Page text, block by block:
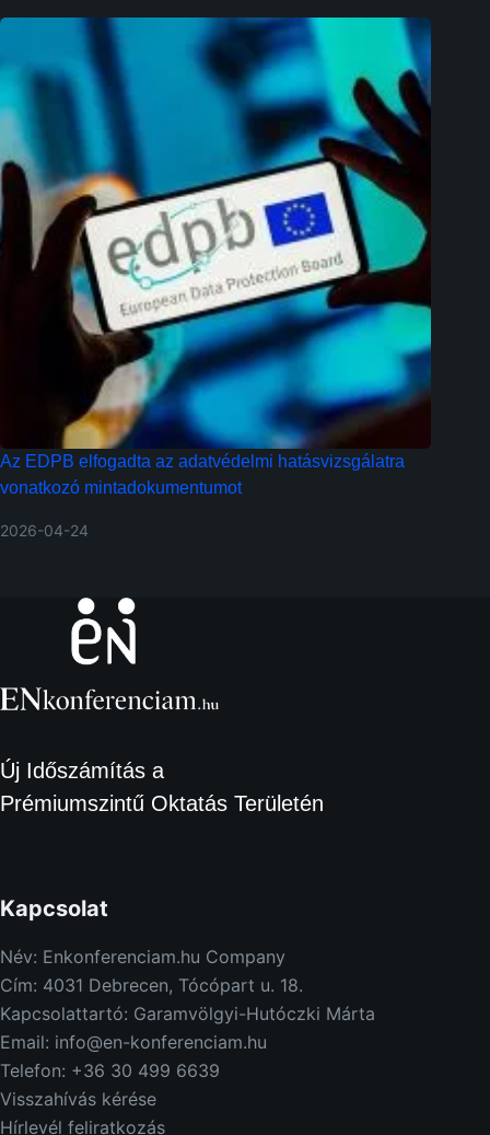
Az EDPB elfogadta az adatvédelmi hatásvizsgálatra
vonatkozó mintadokumentumot
2026-04-24
Új Időszámítás a
Prémiumszintű Oktatás Területén
Kapcsolat
Név: Enkonferenciam.hu Company
Cím: 4031 Debrecen, Tócópart u. 18.
Kapcsolattartó: Garamvölgyi-Hutóczki Márta
Email: info@en-konferenciam.hu
Telefon: +36 30 499 6639
Visszahívás kérése
Hírlevél feliratkozás